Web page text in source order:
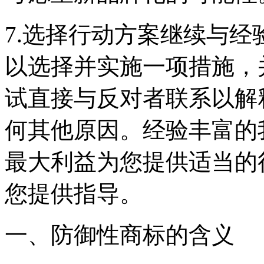
7.选择行动方案继续与
以选择并实施一项措施
试直接与反对者联系以
何其他原因。经验丰富
最大利益为您提供适当
您提供指导。
一、防御性商标的含义